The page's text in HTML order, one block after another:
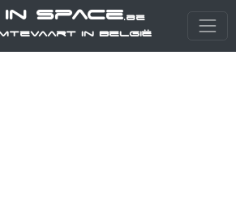
Space.be
in België